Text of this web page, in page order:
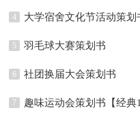
4 大学宿舍文化节活动策划
5 羽毛球大赛策划书
6 社团换届大会策划书
7 趣味运动会策划书【经典